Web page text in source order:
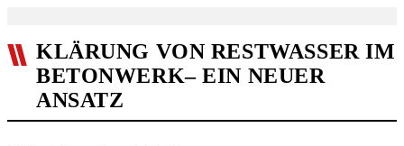
KLÄRUNG VON RESTWASSER IM
BETONWERK– EIN NEUER
ANSATZ